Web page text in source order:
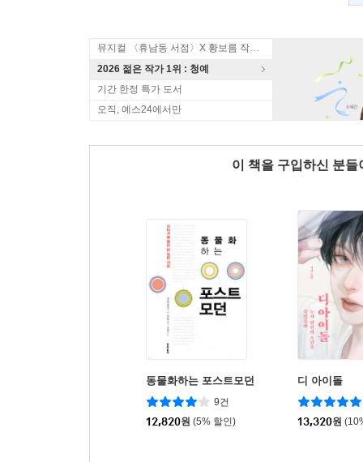
뮤지컬 〈휴남동 서점〉X 황보름 작가 북토크
2026 젊은 작가 1위 : 청예
기간 한정 특가 도서
오직, 예스24에서만
이 책을 구입하신 분
동물화하는 포스트모던
9건
12,820원 (5% 할인)
디 아이돌
13,320원